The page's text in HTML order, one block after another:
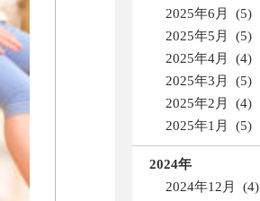
2025年6月 (5)
2025年5月 (5)
2025年4月 (4)
2025年3月 (5)
2025年2月 (4)
2025年1月 (5)
2024年
2024年12月 (4)